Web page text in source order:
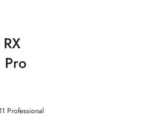
Pro
Professional